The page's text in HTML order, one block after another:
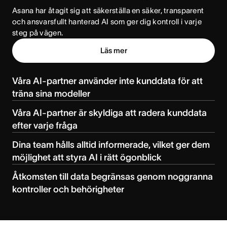
Asana har åtagit sig att säkerställa en säker, transparent
och ansvarsfullt hanterad AI som ger dig kontroll i varje
steg på vägen.
Läs mer
Våra AI-partner använder inte kunddata för att
träna sina modeller
Våra AI-partner är skyldiga att radera kunddata
efter varje fråga
Dina team hålls alltid informerade, vilket ger dem
möjlighet att styra AI i rätt ögonblick
Åtkomsten till data begränsas genom noggranna
kontroller och behörigheter